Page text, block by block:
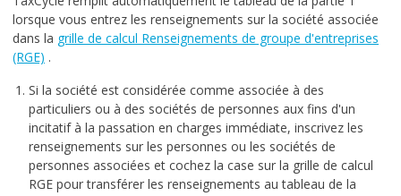
lorsque vous entrez les renseignements sur la société associée
dans la grille de calcul Renseignements de groupe d'entreprises
(RGE) .
Si la société est considérée comme associée à des
particuliers ou à des sociétés de personnes aux fins d'un
incitatif à la passation en charges immédiate, inscrivez les
renseignements sur les personnes ou les sociétés de
personnes associées et cochez la case sur la grille de calcul
RGE pour transférer les renseignements au tableau de la